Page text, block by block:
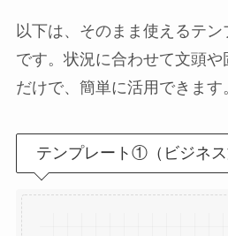
以下は、そのまま使えるテン
です。状況に合わせて文頭
だけで、簡単に活用できます
テンプレート①（ビジネス